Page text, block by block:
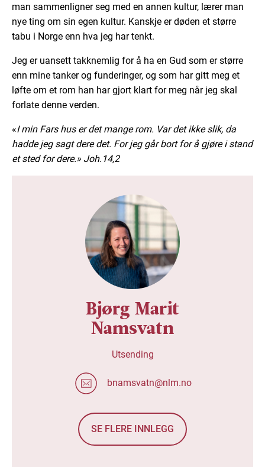
man sammenligner seg med en annen kultur, lærer man
nye ting om sin egen kultur. Kanskje er døden et større
tabu i Norge enn hva jeg har tenkt.
Jeg er uansett takknemlig for å ha en Gud som er større
enn mine tanker og funderinger, og som har gitt meg et
løfte om et rom han har gjort klart for meg når jeg skal
forlate denne verden.
«I min Fars hus er det mange rom. Var det ikke slik, da
hadde jeg sagt dere det. For jeg går bort for å gjøre i stand
et sted for dere.» Joh.14,2
Bjørg Marit
Namsvatn
Utsending
bnamsvatn@nlm.no
SE FLERE INNLEGG